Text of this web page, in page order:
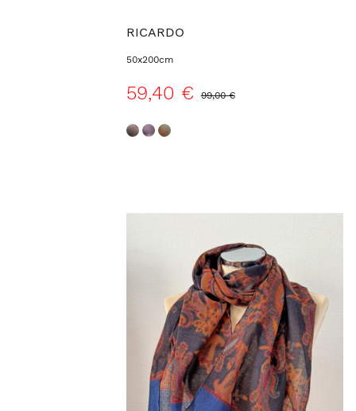
RICARDO
50x200cm
59,40 € 99,00 €